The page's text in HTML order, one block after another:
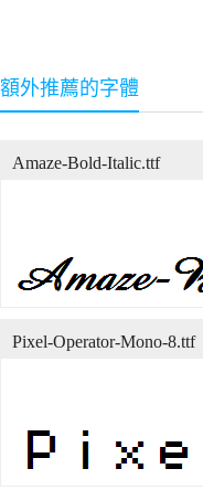
額外推薦的字體
Amaze-Bold-Italic.ttf
Pixel-Operator-Mono-8.ttf